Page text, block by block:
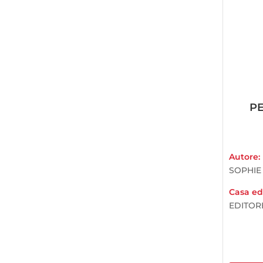
Autore:
SOPHIE
Casa